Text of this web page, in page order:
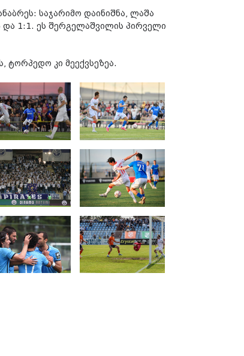
საჯარიმო დაინიშნა, ლაშა
და 1:1. ეს შერგელაშვილის პირველი
კი მეექვსეზეა.